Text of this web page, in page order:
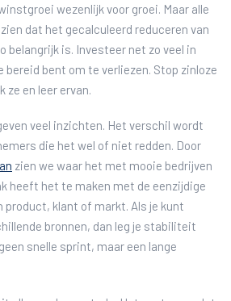
wezenlijk voor groei. Maar alle
dat het gecalculeerd reduceren van
belangrijk is. Investeer net zo veel in
bereid bent om te verliezen. Stop zinloze
en leer ervan.
veel inzichten. Het verschil wordt
die het wel of niet redden. Door
zien we waar het met mooie bedrijven
heeft het te maken met de eenzijdige
product, klant of markt. Als je kunt
bronnen, dan leg je stabiliteit
snelle sprint, maar een lange